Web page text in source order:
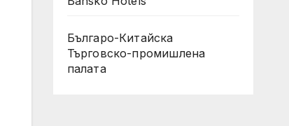
Българо-Китайска
Търговско-промишлена
палaта